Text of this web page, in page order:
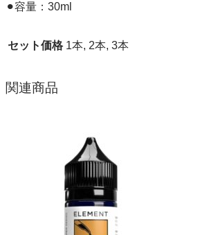
⚫︎容量：30ml
セット価格 1本, 2本, 3本
関連商品